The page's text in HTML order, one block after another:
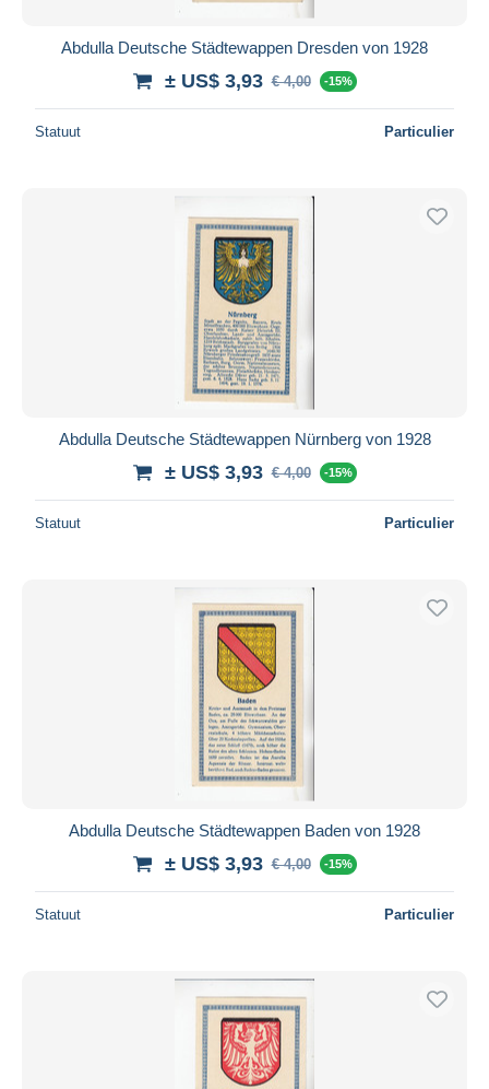
Abdulla Deutsche Städtewappen Dresden von 1928
± US$ 3,93 € 4,00 -15%
Statuut Particulier
Abdulla Deutsche Städtewappen Nürnberg von 1928
± US$ 3,93 € 4,00 -15%
Statuut Particulier
Abdulla Deutsche Städtewappen Baden von 1928
± US$ 3,93 € 4,00 -15%
Statuut Particulier